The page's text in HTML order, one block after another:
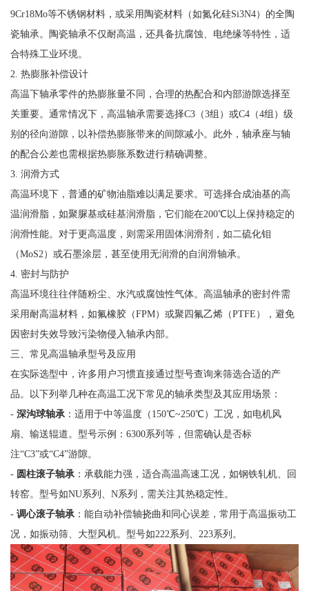
9Cr18Mo等不锈钢材料，或采用陶瓷材料（如氮化硅Si3N4）的全陶
瓷轴承。陶瓷轴承不仅耐高温，还具备抗腐蚀、电绝缘等特性，适
合特殊工业环境。
2. 热膨胀补偿设计
高温下轴承零件的热膨胀量不同，合理的热配合和内部游隙选择至
关重要。通常情况下，高温轴承需要选择C3（3组）或C4（4组）级
别的径向游隙，以补偿热膨胀带来的间隙减小。此外，轴承座与轴
的配合公差也需根据热膨胀系数进行精确调整。
3. 润滑方式
高温环境下，普通的矿物油脂难以满足要求。可选择合成油基的高
温润滑脂，如聚脲基或硅基润滑脂，它们能在200℃以上保持稳定的
润滑性能。对于更高温度，则需采用固体润滑剂，如二硫化钼
（MoS2）或石墨涂层，甚至使用无润滑的自润滑轴承。
4. 密封与防护
高温环境往往伴随粉尘、水汽或腐蚀性气体。高温轴承的密封件需
采用耐高温材料，如氟橡胶（FPM）或聚四氟乙烯（PTFE），避免
因密封失效导致污染物侵入轴承内部。
三、常见高温轴承型号及应用
在实际选型中，许多用户习惯直接通过型号查询来筛选合适的产
品。以下列举几种在高温工况下常见的轴承类型及其应用场景：
- 深沟球轴承：适用于中等温度（150℃~250℃）工况，如电机风
扇、输送辊道。型号示例：6300系列等，但需确认是否标
注“C3”或“C4”游隙。
- 圆柱滚子轴承：承载能力强，适合高温高速工况，如钢铁轧机、回
转窑。型号如NU系列、N系列，需关注其热稳定性。
- 调心滚子轴承：能自动补偿轴挠曲和同心误差，常用于高温振动工
况，如振动筛、大型风机。型号如222系列、223系列。